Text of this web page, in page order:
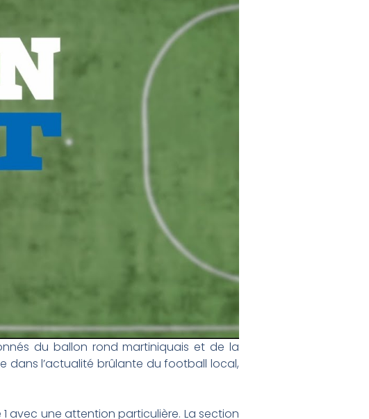
du ballon rond martiniquais et de la
dans l’actualité brûlante du football local,
avec une attention particulière. La section